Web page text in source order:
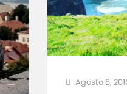
Agosto 8,